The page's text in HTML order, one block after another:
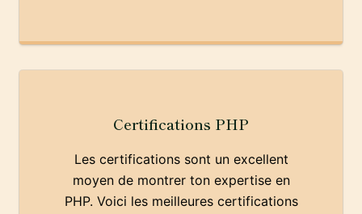
Certifications PHP
Les certifications sont un excellent
moyen de montrer ton expertise en
PHP. Voici les meilleures certifications